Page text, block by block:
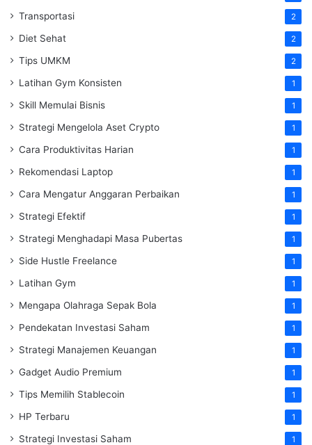
Transportasi 2
Diet Sehat 2
Tips UMKM 2
Latihan Gym Konsisten 1
Skill Memulai Bisnis 1
Strategi Mengelola Aset Crypto 1
Cara Produktivitas Harian 1
Rekomendasi Laptop 1
Cara Mengatur Anggaran Perbaikan 1
Strategi Efektif 1
Strategi Menghadapi Masa Pubertas 1
Side Hustle Freelance 1
Latihan Gym 1
Mengapa Olahraga Sepak Bola 1
Pendekatan Investasi Saham 1
Strategi Manajemen Keuangan 1
Gadget Audio Premium 1
Tips Memilih Stablecoin 1
HP Terbaru 1
Strategi Investasi Saham 1